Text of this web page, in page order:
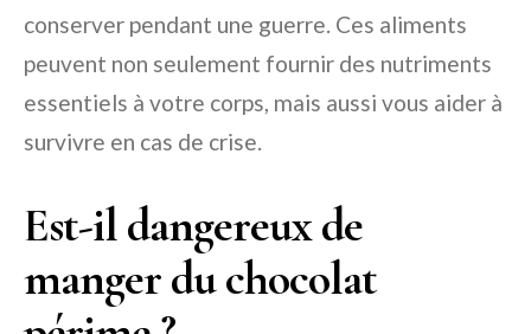
conserver pendant une guerre. Ces aliments
peuvent non seulement fournir des nutriments
essentiels à votre corps, mais aussi vous aider à
survivre en cas de crise.
Est-il dangereux de
manger du chocolat